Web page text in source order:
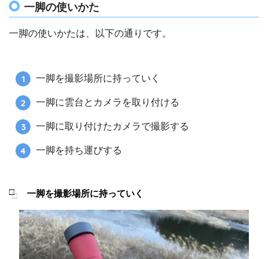
一脚の使いかた
一脚の使いかたは、以下の通りです。
一脚を撮影場所に持っていく
一脚に雲台とカメラを取り付ける
一脚に取り付けたカメラで撮影する
一脚を持ち運びする
一脚を撮影場所に持っていく